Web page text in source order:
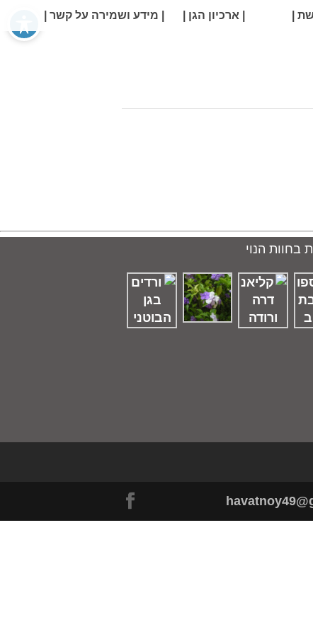
| | ארכיון הגן | | מידע ושמירה על קשר |
בחוות הנוי